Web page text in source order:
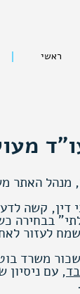
ראשי
האתר משנת
עורכי דין, קשה
בבחירה
לעזור
משרד
, עם ניסיון